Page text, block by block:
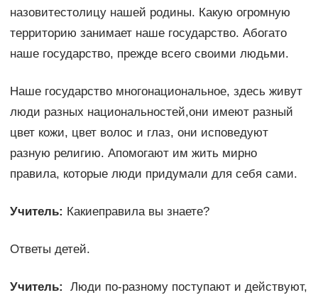
назовитестолицу нашей родины. Какую огромную
территорию занимает наше государство. Абогато
наше государство, прежде всего своими людьми.
Наше государство многонациональное, здесь живут
люди разных национальностей,они имеют разный
цвет кожи, цвет волос и глаз, они исповедуют
разную религию. Апомогают им жить мирно
правила, которые люди придумали для себя сами.
Учитель: Какиеправила вы знаете?
Ответы детей.
Учитель: Люди по-разному поступают и действуют,